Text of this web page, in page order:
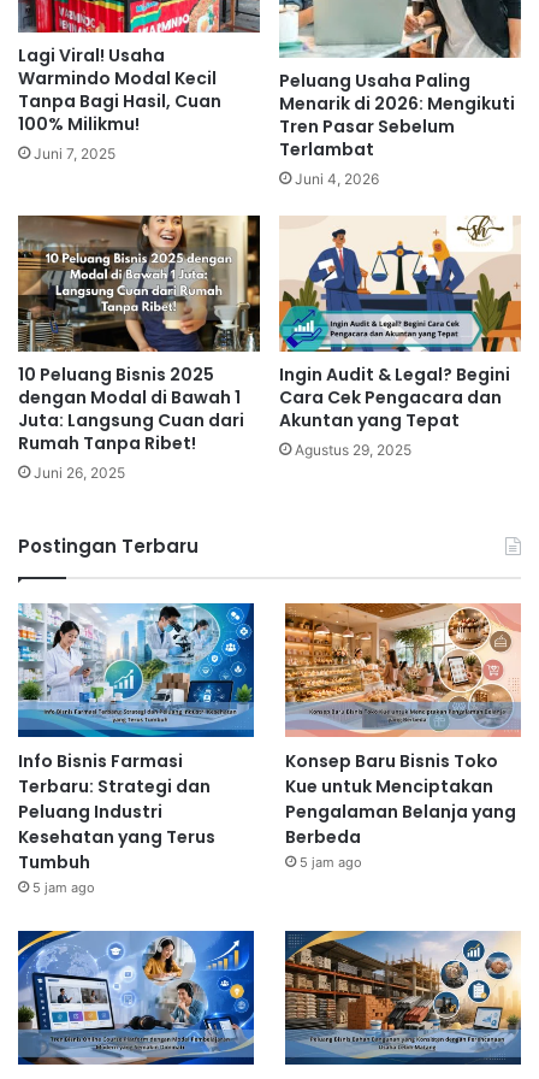
Pelayanan pelanggan yang prima:
Memberikan
pengalaman belanja yang menyenangkan dan
responsif.
Pengelolaan stok dan logistik yang efisien:
Memastikan pengiriman tepat waktu dan aman.
Teknologi Masa Depan: AI,
Big Data, dan Internet of
Things (IoT)
Tren bisnis 2025juga didorong oleh perkembangan
teknologi canggih. Artificial Intelligence (AI) atau
kecerdasan buatan, Big Data, dan Internet of Things
(IoT) membuka peluang usaha yang inovatif. AI dapat
digunakan untuk otomatisasi proses bisnis, analisis
data pelanggan, dan personalisasi layanan. Big Data
konektivitas perangkat dan menciptakan peluang bisnis
baru di berbagai sektor.
Related Articles
Info Bisnis Farmasi Terbaru: Strategi
dan Peluang Industri Kesehatan
yang Terus Tumbuh
Masa Depan Bisnis Agribisnis
Berkelanjutan dan Efisien
1 hari ago
Peluang Usaha Berbasis AI, Big
Lagi Viral! Usaha
Warmindo Modal Kecil
Tanpa Bagi Hasil, Cuan
100% Milikmu!
Juni 7, 2025
Peluang Usaha Paling
Menarik di 2026: Mengikuti
Tren Pasar Sebelum
Terlambat
Juni 4, 2026
10 Peluang Bisnis 2025
dengan Modal di Bawah 1
Juta: Langsung Cuan dari
Rumah Tanpa Ribet!
Juni 26, 2025
Ingin Audit & Legal? Begini
Cara Cek Pengacara dan
Akuntan yang Tepat
Agustus 29, 2025
Postingan Terbaru
Info Bisnis Farmasi
Terbaru: Strategi dan
Peluang Industri
Kesehatan yang Terus
Tumbuh
5 jam ago
Konsep Baru Bisnis Toko
Kue untuk Menciptakan
Pengalaman Belanja yang
Berbeda
5 jam ago